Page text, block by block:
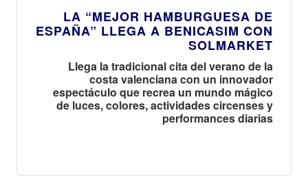
LA “MEJOR HAMBURGUESA DE
ESPAÑA” LLEGA A BENICASIM CON
SOLMARKET
Llega la tradicional cita del verano de la
costa valenciana con un innovador
espectáculo que recrea un mundo mágico
de luces, colores, actividades circenses y
performances diarias